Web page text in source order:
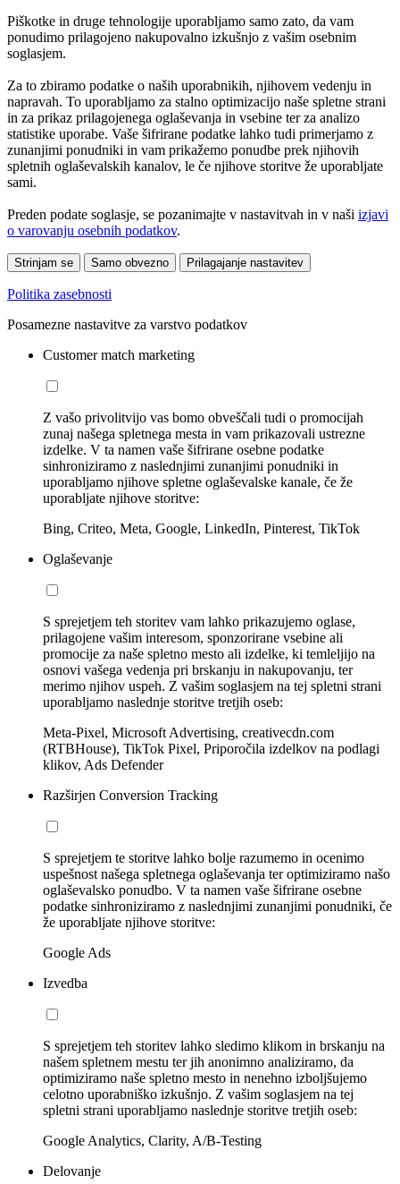
Piškotke in druge tehnologije uporabljamo samo zato, da vam
ponudimo prilagojeno nakupovalno izkušnjo z vašim osebnim
soglasjem.
Za to zbiramo podatke o naših uporabnikih, njihovem vedenju in
napravah. To uporabljamo za stalno optimizacijo naše spletne strani
in za prikaz prilagojenega oglaševanja in vsebine ter za analizo
statistike uporabe. Vaše šifrirane podatke lahko tudi primerjamo z
zunanjimi ponudniki in vam prikažemo ponudbe prek njihovih
spletnih oglaševalskih kanalov, le če njihove storitve že uporabljate
sami.
Preden podate soglasje, se pozanimajte v nastavitvah in v naši izjavi
o varovanju osebnih podatkov.
Strinjam se Samo obvezno Prilagajanje nastavitev
Politika zasebnosti
Posamezne nastavitve za varstvo podatkov
Customer match marketing
Z vašo privolitvijo vas bomo obveščali tudi o promocijah
zunaj našega spletnega mesta in vam prikazovali ustrezne
izdelke. V ta namen vaše šifrirane osebne podatke
sinhroniziramo z naslednjimi zunanjimi ponudniki in
uporabljamo njihove spletne oglaševalske kanale, če že
uporabljate njihove storitve:
Bing, Criteo, Meta, Google, LinkedIn, Pinterest, TikTok
Oglaševanje
S sprejetjem teh storitev vam lahko prikazujemo oglase,
prilagojene vašim interesom, sponzorirane vsebine ali
promocije za naše spletno mesto ali izdelke, ki temleljijo na
osnovi vašega vedenja pri brskanju in nakupovanju, ter
merimo njihov uspeh. Z vašim soglasjem na tej spletni strani
uporabljamo naslednje storitve tretjih oseb:
Meta-Pixel, Microsoft Advertising, creativecdn.com
(RTBHouse), TikTok Pixel, Priporočila izdelkov na podlagi
klikov, Ads Defender
Razširjen Conversion Tracking
S sprejetjem te storitve lahko bolje razumemo in ocenimo
uspešnost našega spletnega oglaševanja ter optimiziramo našo
oglaševalsko ponudbo. V ta namen vaše šifrirane osebne
podatke sinhroniziramo z naslednjimi zunanjimi ponudniki, če
že uporabljate njihove storitve:
Google Ads
Izvedba
S sprejetjem teh storitev lahko sledimo klikom in brskanju na
našem spletnem mestu ter jih anonimno analiziramo, da
optimiziramo naše spletno mesto in nenehno izboljšujemo
celotno uporabniško izkušnjo. Z vašim soglasjem na tej
spletni strani uporabljamo naslednje storitve tretjih oseb:
Google Analytics, Clarity, A/B-Testing
Delovanje